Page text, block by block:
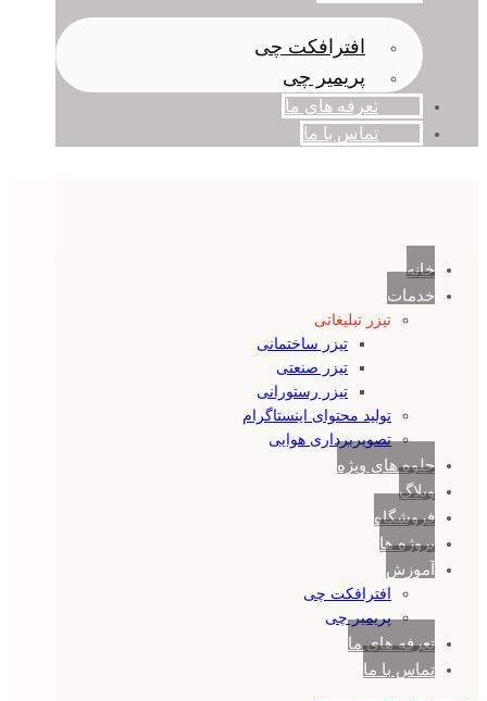
افترافکت چی
پریمیر چی
تعرفه های ما
تماس با ما
خانه
خدمات
تیزر تبلیغاتی
تیزر ساختمانی
تیزر صنعتی
تیزر رستورانی
تولید محتوای اینستاگرام
تصویربرداری هوایی
جلوه های ویژه
وبلاگ
فروشگاه
پروژه ها
آموزش
افترافکت چی
پریمیر چی
تعرفه های ما
تماس با ما